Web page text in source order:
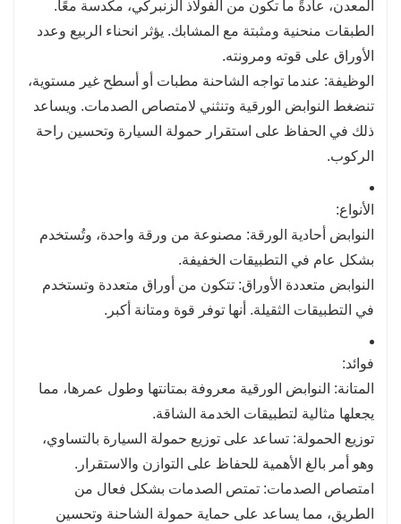
المعدن، عادةً ما تكون من الفولاذ الزنبركي، مكدسة معًا.
الطبقات منحنية ومثبتة مع المشابك. يؤثر انحناء الربيع وعدد
الأوراق على قوته ومرونته.
الوظيفة: عندما تواجه الشاحنة مطبات أو أسطح غير مستوية،
تنضغط النوابض الورقية وتنثني لامتصاص الصدمات. ويساعد
ذلك في الحفاظ على استقرار حمولة السيارة وتحسين راحة
الركوب.
الأنواع:
النوابض أحادية الورقة: مصنوعة من ورقة واحدة، وتُستخدم
بشكل عام في التطبيقات الخفيفة.
النوابض متعددة الأوراق: تتكون من أوراق متعددة وتستخدم
في التطبيقات الثقيلة. أنها توفر قوة ومتانة أكبر.
فوائد:
المتانة: النوابض الورقية معروفة بمتانتها وطول عمرها، مما
يجعلها مثالية لتطبيقات الخدمة الشاقة.
توزيع الحمولة: تساعد على توزيع حمولة السيارة بالتساوي،
وهو أمر بالغ الأهمية للحفاظ على التوازن والاستقرار.
امتصاص الصدمات: تمتص الصدمات بشكل فعال من
الطريق، مما يساعد على حماية حمولة الشاحنة وتحسين